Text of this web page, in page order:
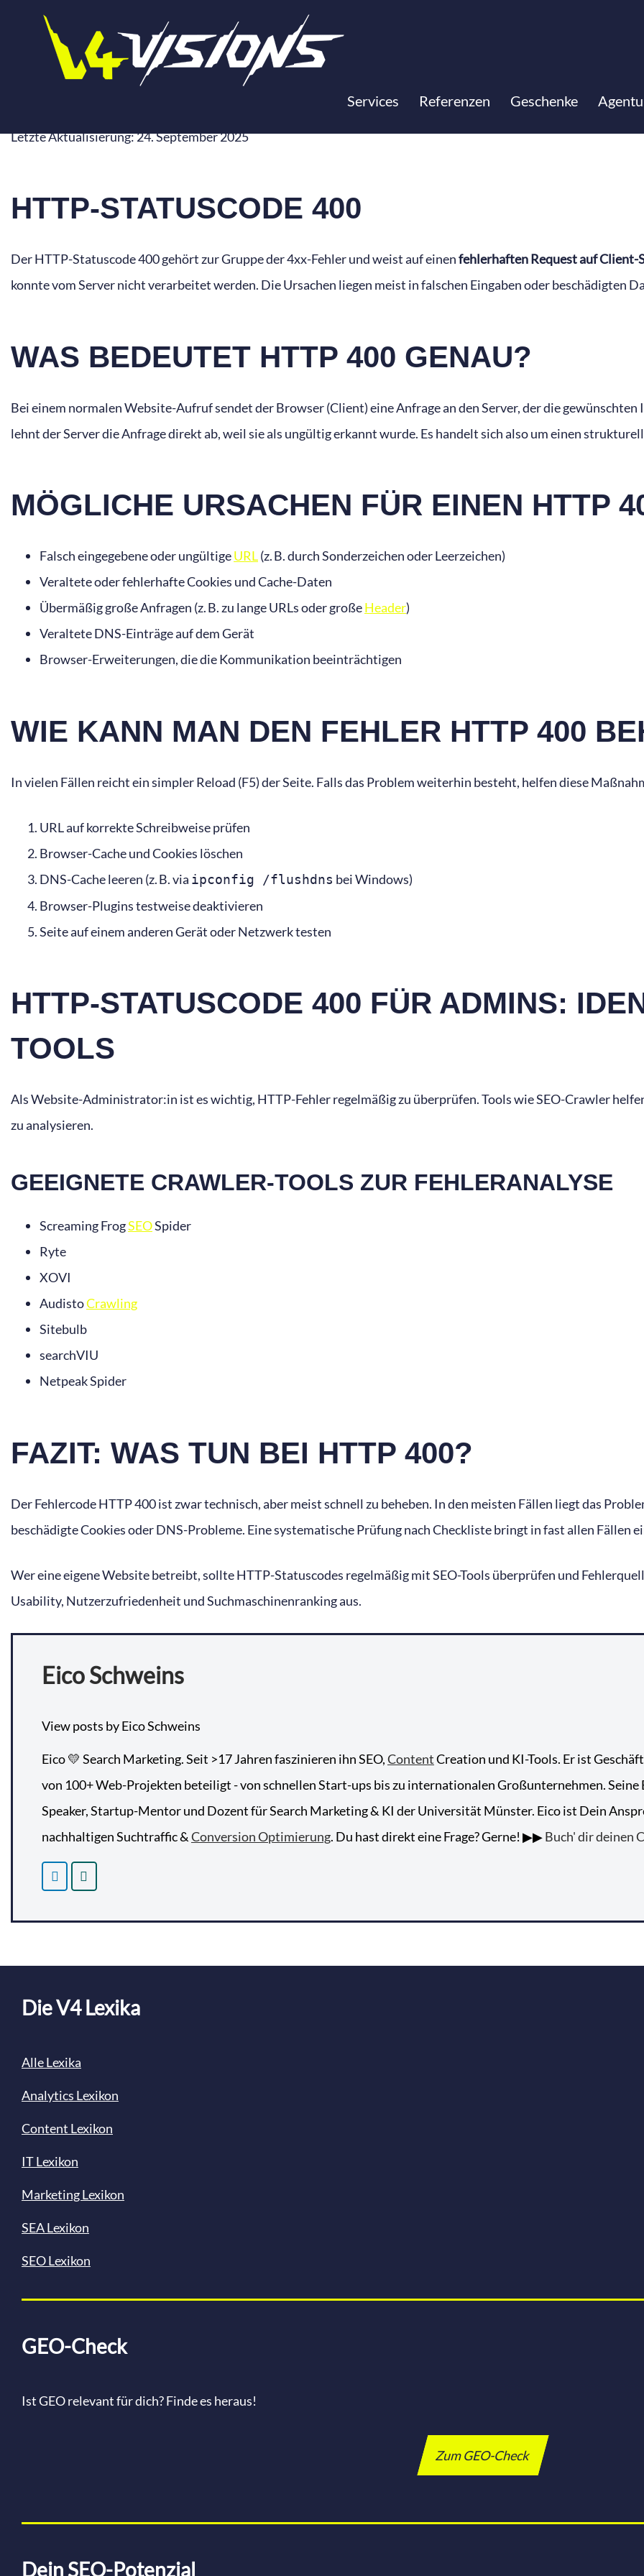
Services Referenzen Geschenke
HTTP 400 BAD REQUEST
Letzte Aktualisierung: 24. September 2025
HTTP-STATUSCODE 400
Der HTTP-Statuscode 400 gehört zur Gruppe der 4xx-Fehler und weist auf einenfehlerhaften Request auf Client-
konnte vom Server nicht verarbeitet werden. Die Ursachen liegen meist in falschen Eingaben oder beschädigten
WAS BEDEUTET HTTP 400 GENAU?
Bei einem normalen Website-Aufruf sendet der Browser (Client) eine Anfrage an den Server, der die
lehnt der Server die Anfrage direkt ab, weil sie als ungültig erkannt wurde. Es handelt sich also um einen
MÖGLICHE URSACHEN FÜR EINEN HTTP
Falsch eingegebene oder ungültigeURL(z. B. durch Sonderzeichen oder Leerzeichen)
Veraltete oder fehlerhafte Cookies und Cache-Daten
Übermäßig große Anfragen (z. B. zu lange URLs oder großeHeader)
Veraltete DNS-Einträge auf dem Gerät
Browser-Erweiterungen, die die Kommunikation beeinträchtigen
WIE KANN MAN DEN FEHLER HTTP 400
In vielen Fällen reicht ein simpler Reload (F5) der Seite. Falls das Problem weiterhin besteht, helfen diese
URL auf korrekte Schreibweise prüfen
Browser-Cache und Cookies löschen
DNS-Cache leeren (z. B. via ipconfig /flushdns bei Windows)
Browser-Plugins testweise deaktivieren
Seite auf einem anderen Gerät oder Netzwerk testen
HTTP-STATUSCODE 400 FÜR ADMINS:
TOOLS
Als Website-Administrator:in ist es wichtig, HTTP-Fehler regelmäßig zu überprüfen. Tools wie SEO-Crawler
zu analysieren.
GEEIGNETE CRAWLER-TOOLS ZUR FEHLERANALYSE
Screaming FrogSEOSpider
Ryte
XOVI
AudistoCrawling
Sitebulb
searchVIU
Netpeak Spider
FAZIT: WAS TUN BEI HTTP 400?
Der Fehlercode HTTP 400 ist zwar technisch, aber meist schnell zu beheben. In den meisten Fällen liegt das
beschädigte Cookies oder DNS-Probleme. Eine systematische Prüfung nach Checkliste bringt in fast allen Fällen
Wer eine eigene Website betreibt, sollte HTTP-Statuscodes regelmäßig mit SEO-Tools überprüfen und
Usability, Nutzerzufriedenheit und Suchmaschinenranking aus.
Eico Schweins
View posts by Eico Schweins
Eico 💛 Search Marketing. Seit >17 Jahren faszinieren ihn SEO,ContentCreation und KI-Tools. Er ist
von 100+ Web-Projekten beteiligt - von schnellen Start-ups bis zu internationalen Großunternehmen. Seine
Speaker, Startup-Mentor und Dozent für Search Marketing & KI der Universität Münster. Eico ist Dein
nachhaltigen Suchtraffic &Conversion Optimierung. Du hast direkt eine Frage? Gerne! ▶▶Buch' dir deinen
Die V4 Lexika
Alle Lexika
Analytics Lexikon
Content Lexikon
IT Lexikon
Marketing Lexikon
SEA Lexikon
SEO Lexikon
GEO-Check
Ist GEO relevant für dich? Finde es heraus!
Zum GEO-Check
Dein SEO-Potenzial